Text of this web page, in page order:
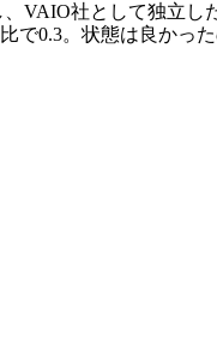
VAIO社として独立
で0.3。状態は良かっ